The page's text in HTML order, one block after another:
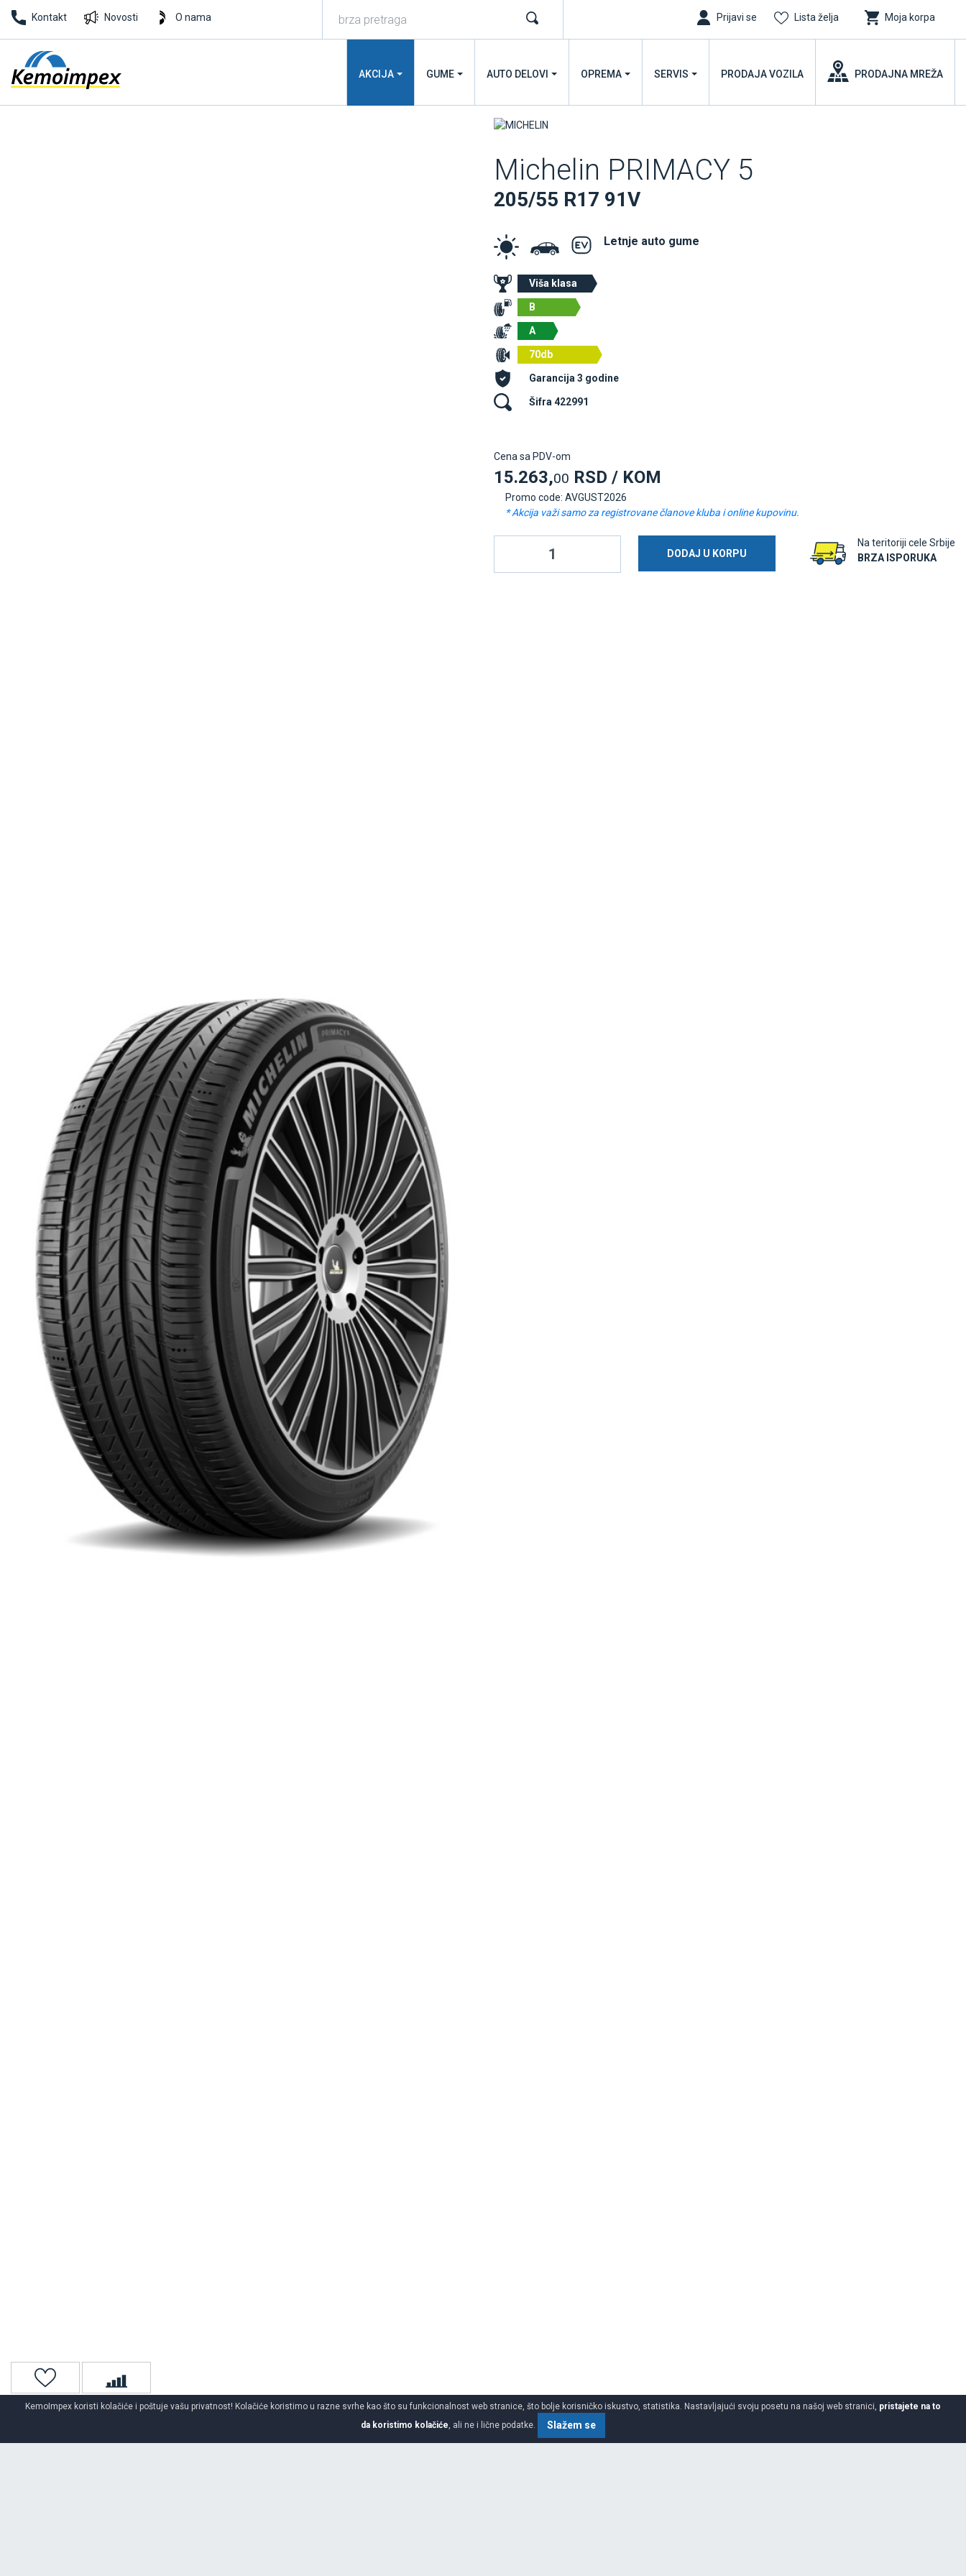
Kontakt Novosti O nama Prijavi se Lista želja Moja korpa
AKCIJA GUME AUTO DELOVI OPREMA SERVIS PRODAJA VOZILA PRODAJNA MREŽA
Michelin PRIMACY 5
205/55 R17 91V
Letnje auto gume
Viša klasa
B
A
70db
Garancija 3 godine
Šifra 422991
Cena sa PDV-om
15.263,00 RSD / KOM
Promo code: AVGUST2026
* Akcija važi samo za registrovane članove kluba i online kupovinu.
DODAJ U KORPU
Na teritoriji cele Srbije
BRZA ISPORUKA
KemoImpex koristi kolačiće i poštuje vašu privatnost! Kolačiće koristimo u razne svrhe kao što su funkcionalnost web stranice, što bolje korisničko iskustvo, statistika. Nastavljajući svoju posetu na našoj web stranici, pristajete na to
da koristimo kolačiće , ali ne i lične podatke. Slažem se